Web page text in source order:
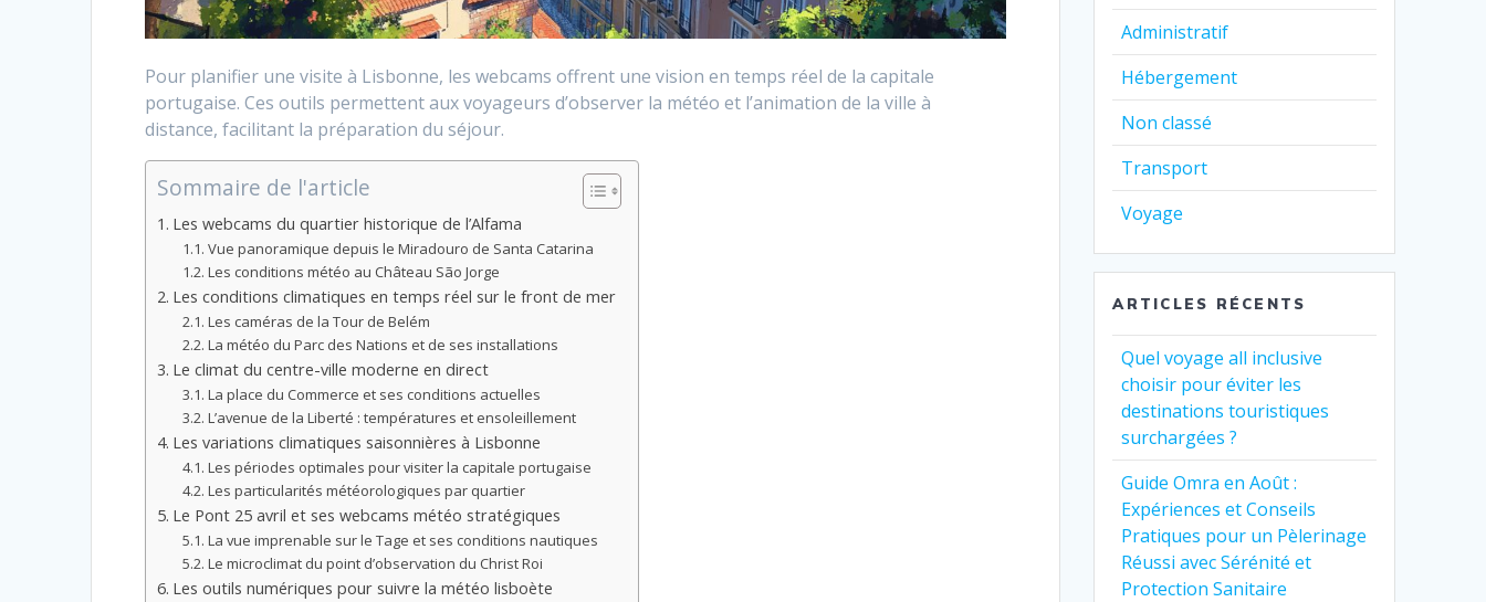
Pour planifier une visite à Lisbonne, les webcams offrent une vision en temps réel de la capitale
portugaise. Ces outils permettent aux voyageurs d’observer la météo et l’animation de la ville à
distance, facilitant la préparation du séjour.
Sommaire de l'article
Les webcams du quartier historique de l’Alfama
Vue panoramique depuis le Miradouro de Santa Catarina
Les conditions météo au Château São Jorge
Les conditions climatiques en temps réel sur le front de mer
Les caméras de la Tour de Belém
La météo du Parc des Nations et de ses installations
Le climat du centre-ville moderne en direct
La place du Commerce et ses conditions actuelles
L’avenue de la Liberté : températures et ensoleillement
Les variations climatiques saisonnières à Lisbonne
Les périodes optimales pour visiter la capitale portugaise
Les particularités météorologiques par quartier
Le Pont 25 avril et ses webcams météo stratégiques
La vue imprenable sur le Tage et ses conditions nautiques
Le microclimat du point d’observation du Christ Roi
Les outils numériques pour suivre la météo lisboète
Administratif
Hébergement
Non classé
Transport
Voyage
ARTICLES RÉCENTS
Quel voyage all inclusive
choisir pour éviter les
destinations touristiques
surchargées ?
Guide Omra en Août :
Expériences et Conseils
Pratiques pour un Pèlerinage
Réussi avec Sérénité et
Protection Sanitaire